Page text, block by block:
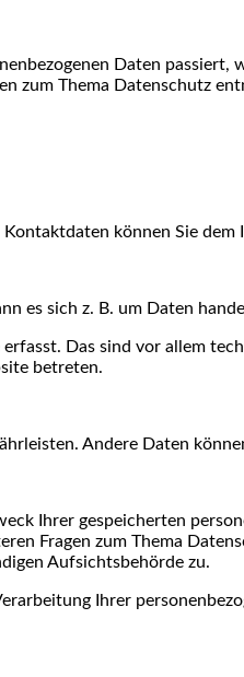
Daten passiert,
Thema Datenschutz
können Sie dem
es sich z. B. um Daten
Das sind vor allem
betreten.
Andere Daten
Ihrer gespeicherten
Fragen zum Thema
Aufsichtsbehörde zu.
Ihrer